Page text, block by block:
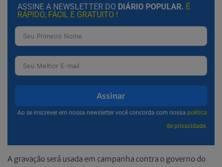
ASSINE A NEWSLETTER DO DIÁRIO POPULAR. É
RÁPIDO, FÁCIL E GRATUITO !
Assinar
Ao se inscrever em nossa newsletter você concorda com nossa política
de privacidade.
A gravação será usada em campanha contra o governo do